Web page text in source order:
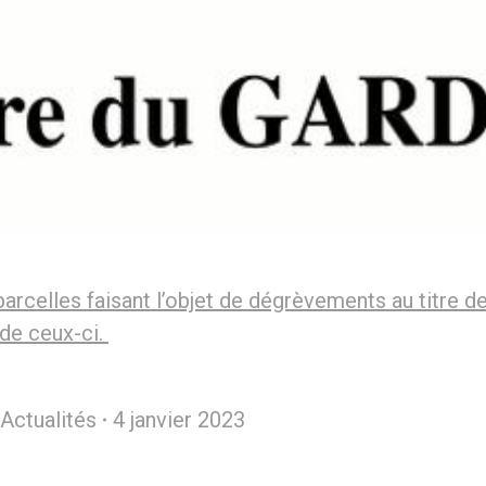
faisant l’objet de dégrèvements au titre
ceux-ci.
Actualités 4 janvier 2023